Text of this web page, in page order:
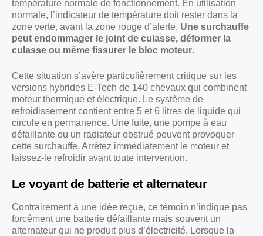
température normale de fonctionnement. En utilisation
normale, l’indicateur de température doit rester dans la
zone verte, avant la zone rouge d’alerte. Une surchauffe
peut endommager le joint de culasse, déformer la
culasse ou même fissurer le bloc moteur.
Cette situation s’avère particulièrement critique sur les
versions hybrides E-Tech de 140 chevaux qui combinent
moteur thermique et électrique. Le système de
refroidissement contient entre 5 et 6 litres de liquide qui
circule en permanence. Une fuite, une pompe à eau
défaillante ou un radiateur obstrué peuvent provoquer
cette surchauffe. Arrêtez immédiatement le moteur et
laissez-le refroidir avant toute intervention.
Le voyant de batterie et alternateur
Contrairement à une idée reçue, ce témoin n’indique pas
forcément une batterie défaillante mais souvent un
alternateur qui ne produit plus d’électricité. Lorsque la